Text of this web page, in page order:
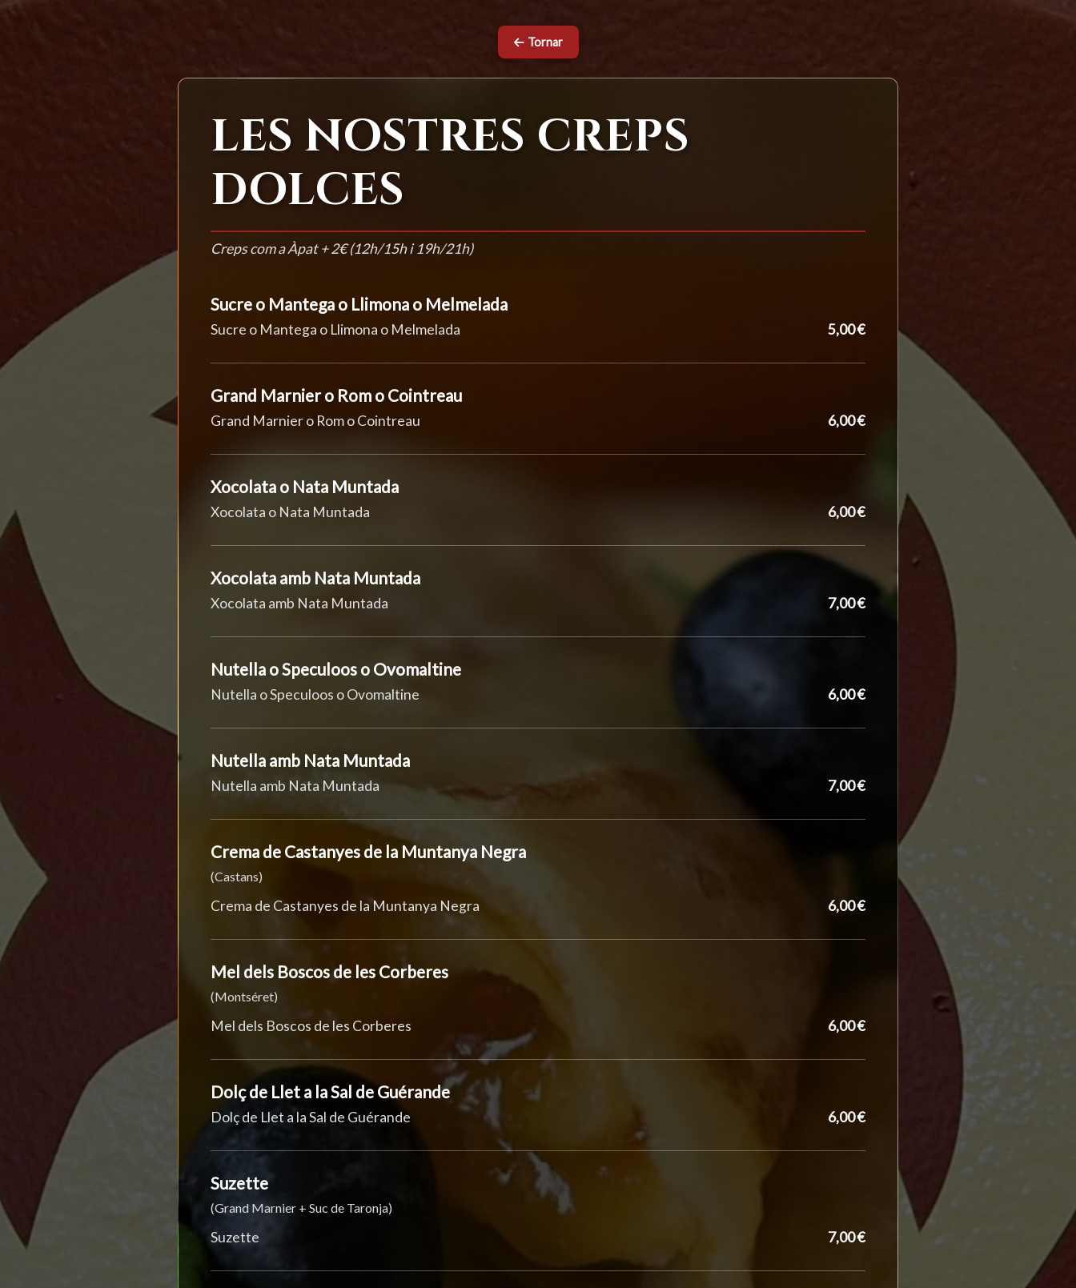
Tornar
LES NOSTRES CREPS
DOLCES
Creps com a Àpat + 2€ (12h/15h i 19h/21h)
Sucre o Mantega o Llimona o Melmelada
Sucre o Mantega o Llimona o Melmelada 5,00 €
Grand Marnier o Rom o Cointreau
Grand Marnier o Rom o Cointreau 6,00 €
Xocolata o Nata Muntada
Xocolata o Nata Muntada 6,00 €
Xocolata amb Nata Muntada
Xocolata amb Nata Muntada 7,00 €
Nutella o Speculoos o Ovomaltine
Nutella o Speculoos o Ovomaltine 6,00 €
Nutella amb Nata Muntada
Nutella amb Nata Muntada 7,00 €
Crema de Castanyes de la Muntanya Negra
(Castans)
Crema de Castanyes de la Muntanya Negra 6,00 €
Mel dels Boscos de les Corberes
(Montséret)
Mel dels Boscos de les Corberes 6,00 €
Dolç de Llet a la Sal de Guérande
Dolç de Llet a la Sal de Guérande 6,00 €
Suzette
(Grand Marnier + Suc de Taronja)
Suzette 7,00 €